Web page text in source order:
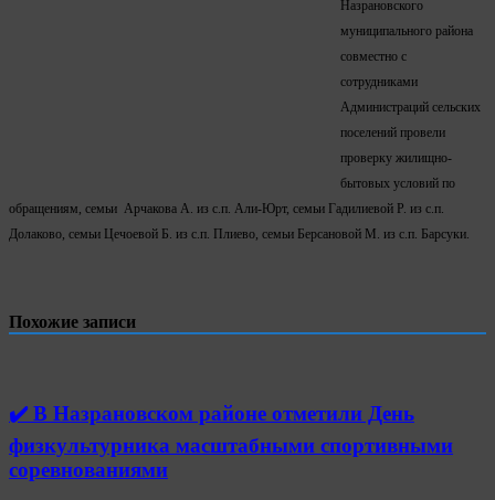
Назрановского
муниципального района
совместно с
сотрудниками
Администраций сельских
поселений провели
проверку жилищно-
бытовых условий по
обращениям, семьи Арчакова А. из с.п. Али-Юрт, семьи Гадилиевой Р. из с.п.
Долаково, семьи Цечоевой Б. из с.п. Плиево, семьи Берсановой М. из с.п. Барсуки.
Похожие записи
✔️ В Назрановском районе отметили День
физкультурника масштабными спортивными
соревнованиями